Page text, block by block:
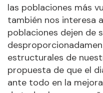
las poblaciones más
también nos interesa
poblaciones dejen de
estructurales de
propuesta de que el
ante todo en la